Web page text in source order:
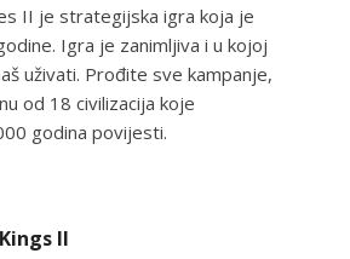
II je strategijska igra koja je
Igra je zanimljiva i u kojoj
uživati. Prođite sve kampanje,
od 18 civilizacija koje
godina povijesti.
II